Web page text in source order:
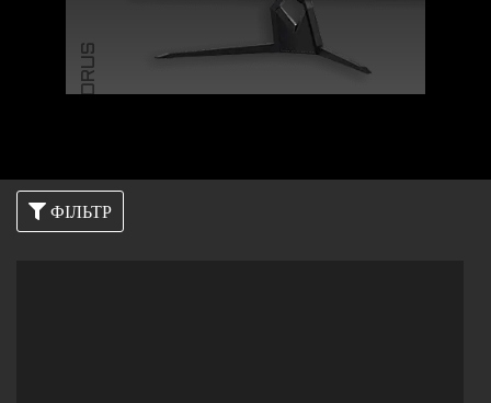
AORUS
ФІЛЬТР